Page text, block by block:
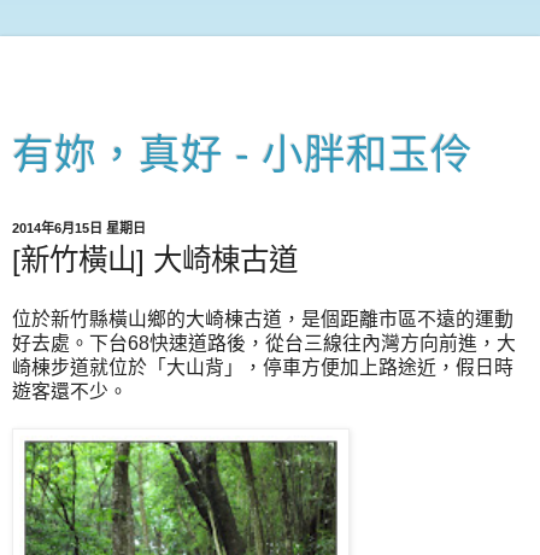
有妳，真好 - 小胖和玉伶
2014年6月15日 星期日
[新竹橫山] 大崎棟古道
位於新竹縣橫山鄉的大崎棟古道，是個距離市區不遠的運動
好去處。下台68快速道路後，從台三線往內灣方向前進，大
崎棟步道就位於「大山背」，停車方便加上路途近，假日時
遊客還不少。